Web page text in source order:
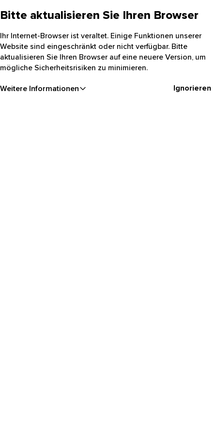
Bitte aktualisieren Sie Ihren Browser
Ihr Internet-Browser ist veraltet. Einige Funktionen unserer
Website sind eingeschränkt oder nicht verfügbar. Bitte
aktualisieren Sie Ihren Browser auf eine neuere Version, um
mögliche Sicherheitsrisiken zu minimieren.
Weitere Informationen Ignorieren